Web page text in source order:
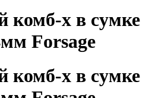
комб-х в сумке
Forsage
комб-х в сумке